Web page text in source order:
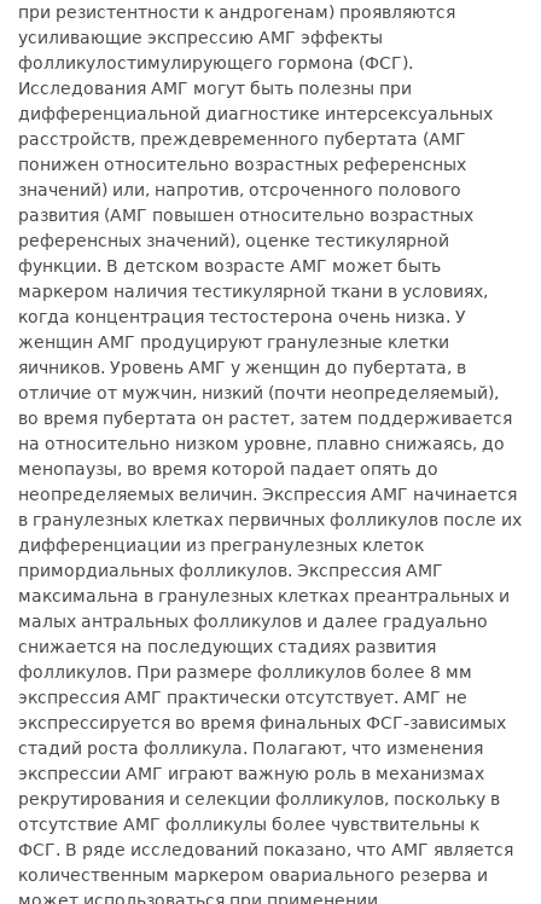
при резистентности к андрогенам) проявляются
усиливающие экспрессию АМГ эффекты
фолликулостимулирующего гормона (ФСГ).
Исследования АМГ могут быть полезны при
дифференциальной диагностике интерсексуальных
расстройств, преждевременного пубертата (АМГ
понижен относительно возрастных референсных
значений) или, напротив, отсроченного полового
развития (АМГ повышен относительно возрастных
референсных значений), оценке тестикулярной
функции. В детском возрасте АМГ может быть
маркером наличия тестикулярной ткани в условиях,
когда концентрация тестостерона очень низка. У
женщин АМГ продуцируют гранулезные клетки
яичников. Уровень АМГ у женщин до пубертата, в
отличие от мужчин, низкий (почти неопределяемый),
во время пубертата он растет, затем поддерживается
на относительно низком уровне, плавно снижаясь, до
менопаузы, во время которой падает опять до
неопределяемых величин. Экспрессия АМГ начинается
в гранулезных клетках первичных фолликулов после их
дифференциации из прегранулезных клеток
примордиальных фолликулов. Экспрессия АМГ
максимальна в гранулезных клетках преантральных и
малых антральных фолликулов и далее градуально
снижается на последующих стадиях развития
фолликулов. При размере фолликулов более 8 мм
экспрессия АМГ практически отсутствует. АМГ не
экспрессируется во время финальных ФСГ-зависимых
стадий роста фолликула. Полагают, что изменения
экспрессии АМГ играют важную роль в механизмах
рекрутирования и селекции фолликулов, поскольку в
отсутствие АМГ фолликулы более чувствительны к
ФСГ. В ряде исследований показано, что АМГ является
количественным маркером овариального резерва и
может использоваться при применении